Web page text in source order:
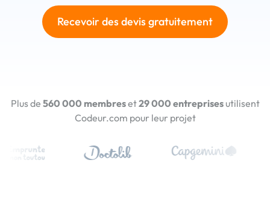
Recevoir des devis gratuitement
Plus de 560 000 membreset29 000 entreprisesutilisent
Codeur.com pour leur projet